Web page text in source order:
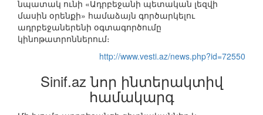
նպատակ ունի «Ադրբեջանի պետական լեզվի
մասին օրենքի» համաձայն գործարկելու
ադրբեջաներենի օգտագործումը
կինոթատրոններում։
http://www.vesti.az/news.php?id=72550
Sinif.az նոր ինտերակտիվ
համակարգ